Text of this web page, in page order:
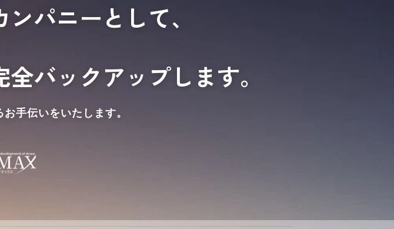
パニーとして、
バックアップします。
手伝いをいたします。